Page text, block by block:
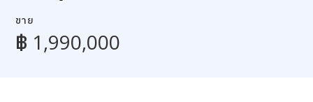
ขาย
฿ 1,990,000